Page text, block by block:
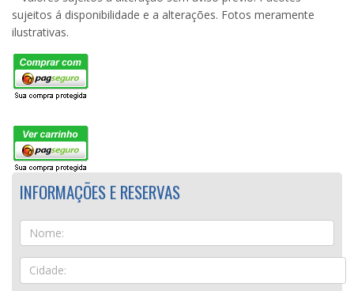
sujeitos á disponibilidade e a alterações. Fotos meramente
ilustrativas.
INFORMAÇÕES E RESERVAS